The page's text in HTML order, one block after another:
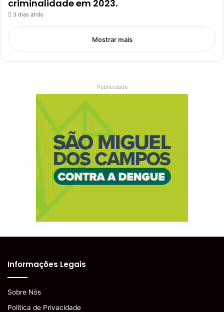
criminalidade em 2023.
3 dias atrás
Mostrar mais
Publicidade
Informações Legais
Sobre Nós
Política de Privacidade